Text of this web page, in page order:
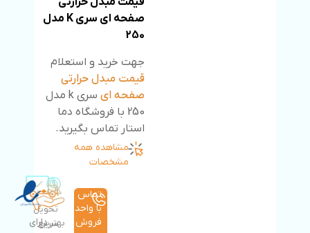
صفحه ای سری K مدل
250
جهت خرید و استعلام
قیمت مبدل حرارتی
صفحه ای
سری k مدل
250 با فروشگاه دما
استار تماس بگیرید.
مشاهده همه
مشخصات
بهترین
تحویل
سریعدارای
تماس
با واحد
فروش